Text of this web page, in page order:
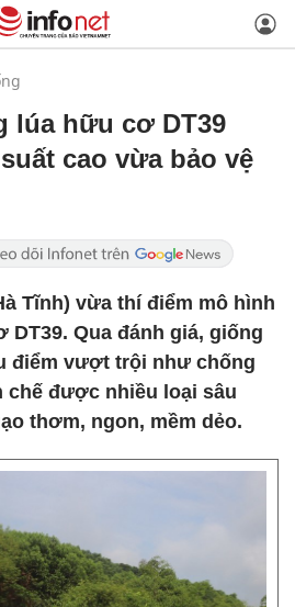
lúa hữu cơ DT39
cao vừa bảo vệ
Tĩnh) vừa thí điểm mô hình
DT39. Qua đánh giá, giống
điểm vượt trội như chống
chế được nhiều loại sâu
thơm, ngon, mềm dẻo.